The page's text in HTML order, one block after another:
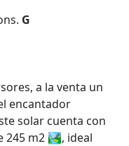
G
a la venta un
encantador
solar cuenta con
245 m2 🏞️, ideal